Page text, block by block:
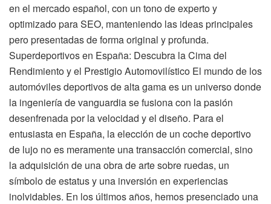
en el mercado español, con un tono de experto y
optimizado para SEO, manteniendo las ideas principales
pero presentadas de forma original y profunda.
Superdeportivos en España: Descubra la Cima del
Rendimiento y el Prestigio Automovilístico El mundo de los
automóviles deportivos de alta gama es un universo donde
la ingeniería de vanguardia se fusiona con la pasión
desenfrenada por la velocidad y el diseño. Para el
entusiasta en España, la elección de un coche deportivo
de lujo no es meramente una transacción comercial, sino
la adquisición de una obra de arte sobre ruedas, un
símbolo de estatus y una inversión en experiencias
inolvidables. En los últimos años, hemos presenciado una